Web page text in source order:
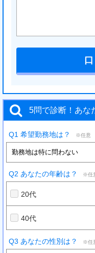
5問で診断！あな
Q1 希望勤務地は？ ※任意
Q2 あなたの年齢は？ ※任
20代
40代
Q3 あなたの性別は？ ※任